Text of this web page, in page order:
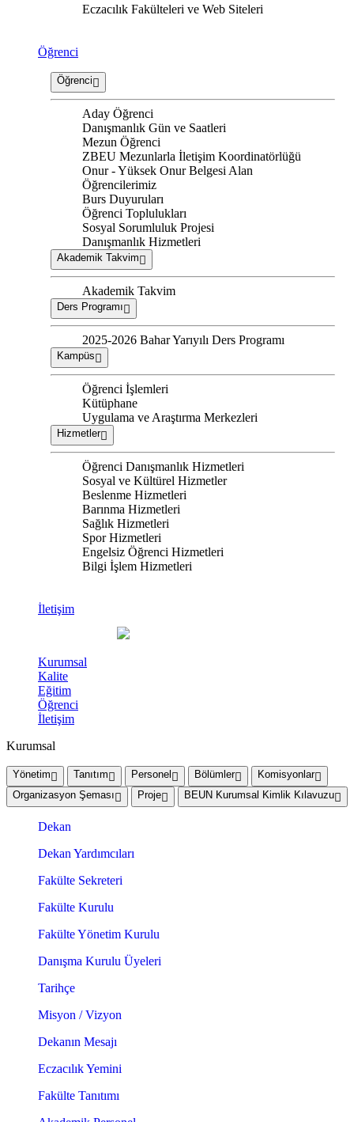
Eczacılık Fakülteleri ve Web Siteleri
Öğrenci
Öğrenci
Aday Öğrenci
Danışmanlık Gün ve Saatleri
Mezun Öğrenci
ZBEU Mezunlarla İletişim Koordinatörlüğü
Onur - Yüksek Onur Belgesi Alan
Öğrencilerimiz
Burs Duyuruları
Öğrenci Toplulukları
Sosyal Sorumluluk Projesi
Danışmanlık Hizmetleri
Akademik Takvim
Akademik Takvim
Ders Programı
2025-2026 Bahar Yarıyılı Ders Programı
Kampüs
Öğrenci İşlemleri
Kütüphane
Uygulama ve Araştırma Merkezleri
Hizmetler
Öğrenci Danışmanlık Hizmetleri
Sosyal ve Kültürel Hizmetler
Beslenme Hizmetleri
Barınma Hizmetleri
Sağlık Hizmetleri
Spor Hizmetleri
Engelsiz Öğrenci Hizmetleri
Bilgi İşlem Hizmetleri
İletişim
Kurumsal
Kalite
Eğitim
Öğrenci
İletişim
Kurumsal
Yönetim Tanıtım Personel Bölümler
Komisyonlar
Organizasyon Şeması
Proje BEUN Kurumsal Kimlik Kılavuzu
Dekan
Dekan Yardımcıları
Fakülte Sekreteri
Fakülte Kurulu
Fakülte Yönetim Kurulu
Danışma Kurulu Üyeleri
Tarihçe
Misyon / Vizyon
Dekanın Mesajı
Eczacılık Yemini
Fakülte Tanıtımı